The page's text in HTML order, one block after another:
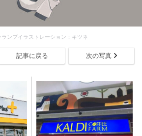
ンプイラストレーション：キツネ
記事に戻る 次の写真